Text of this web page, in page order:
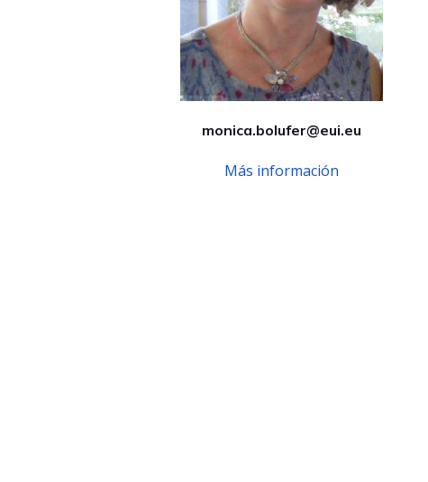
monica.bolufer@eui.eu
Más información